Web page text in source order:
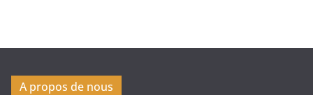
A propos de nous